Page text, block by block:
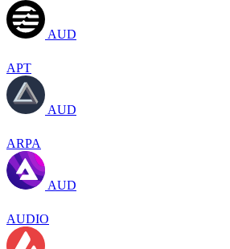
AUD
APT
AUD
ARPA
AUD
AUDIO